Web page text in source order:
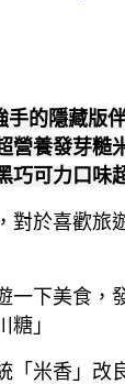
的隱藏版
營養發芽糙
巧可力口味
對於喜歡旅
一下美食，
」
「米香」改